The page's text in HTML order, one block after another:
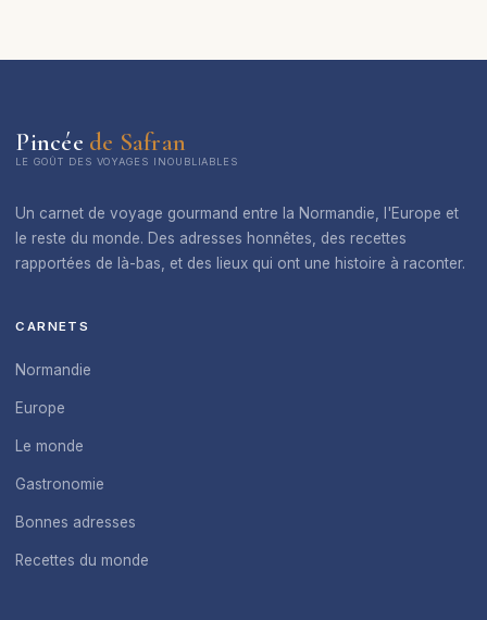
Pincée de Safran
LE GOÛT DES VOYAGES INOUBLIABLES
Un carnet de voyage gourmand entre la Normandie, l'Europe et
le reste du monde. Des adresses honnêtes, des recettes
rapportées de là-bas, et des lieux qui ont une histoire à raconter.
CARNETS
Normandie
Europe
Le monde
Gastronomie
Bonnes adresses
Recettes du monde